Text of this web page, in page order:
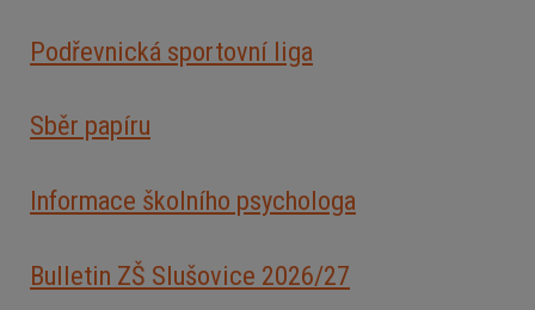
Podřevnická sportovní liga
Sběr papíru
Informace školního psychologa
Bulletin ZŠ Slušovice 2026/27